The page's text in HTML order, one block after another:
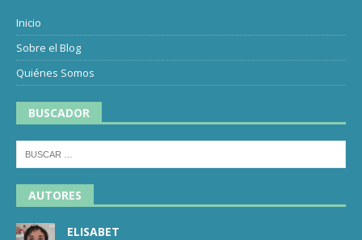
Inicio
Sobre el Blog
Quiénes Somos
BUSCADOR
AUTORES
ELISABET